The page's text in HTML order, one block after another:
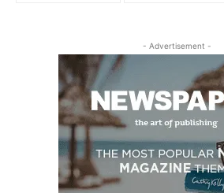
- Advertisement -